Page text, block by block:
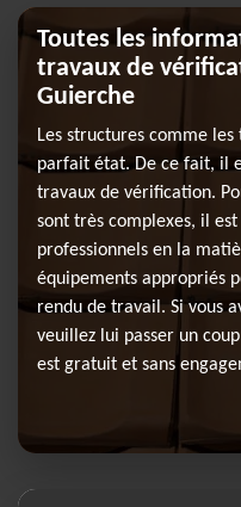
Toutes les
travaux de
Guierche
Les structures comme
parfait état. De ce fait, il
travaux de vérification.
sont très complexes, il
professionnels en la
équipements appropriés
rendu de travail. Si vous
veuillez lui passer un
est gratuit et sans